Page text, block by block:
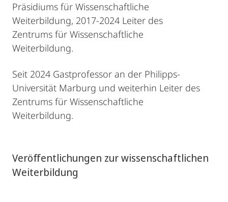
Präsidiums für Wissenschaftliche
Weiterbildung, 2017-2024 Leiter des
Zentrums für Wissenschaftliche
Weiterbildung.
Seit 2024 Gastprofessor an der Philipps-
Universität Marburg und weiterhin Leiter des
Zentrums für Wissenschaftliche
Weiterbildung.
Veröffentlichungen zur wissenschaftlichen
Weiterbildung